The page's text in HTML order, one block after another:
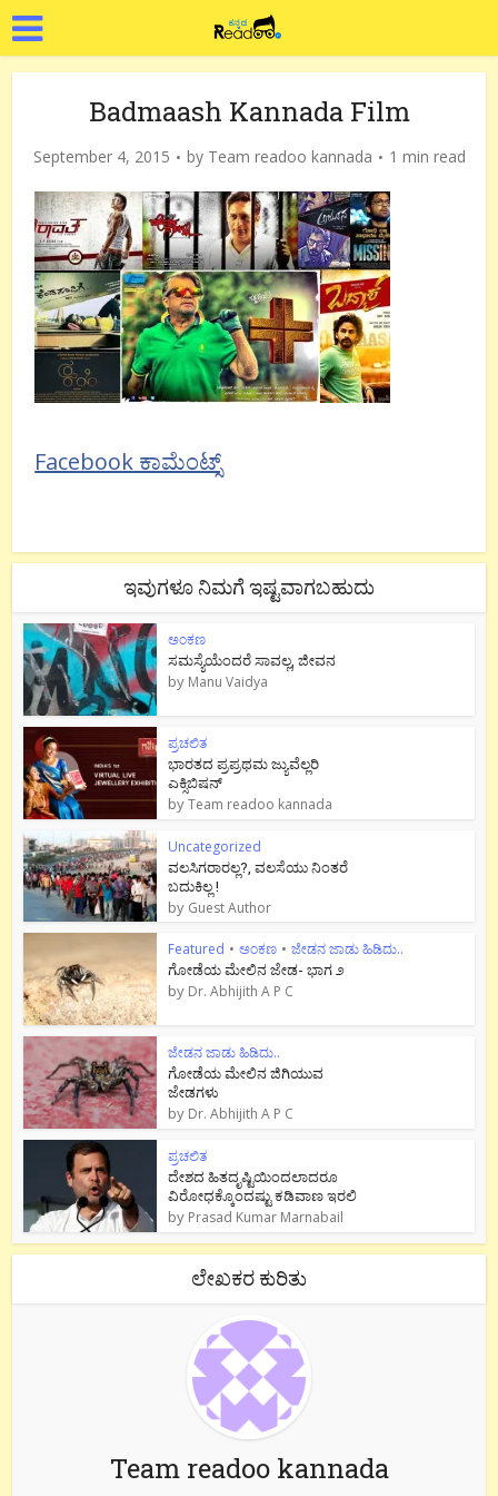
Badmaash Kannada Film
September 4, 2015 by Team readoo kannada 1 min read
Facebook ಕಾಮೆಂಟ್ಸ್
ಇವುಗಳೂ ನಿಮಗೆ ಇಷ್ಟವಾಗಬಹುದು
ಅಂಕಣ
ಸಮಸ್ಯೆಯೆಂದರೆ ಸಾವಲ್ಲ, ಜೀವನ
by Manu Vaidya
ಪ್ರಚಲಿತ
ಭಾರತದ ಪ್ರಪ್ರಥಮ ಜ್ಯುವೆಲ್ಲರಿ
ಎಕ್ಸಿಬಿಷನ್
byTeam readoo kannada
Uncategorized
ವಲಸಿಗರಾರಲ್ಲ?, ವಲಸೆಯು ನಿಂತರೆ
ಬದುಕಿಲ್ಲ !
by Guest Author
Featured • ಅಂಕಣ • ಜೇಡನ ಜಾಡು ಹಿಡಿದು..
ಗೋಡೆಯ ಮೇಲಿನ ಜೇಡ- ಭಾಗ ೨
by Dr. Abhijith A P C
ಜೇಡನ ಜಾಡು ಹಿಡಿದು..
ಗೋಡೆಯ ಮೇಲಿನ ಜಿಗಿಯುವ
ಜೇಡಗಳು
by Dr. Abhijith A P C
ಪ್ರಚಲಿತ
ದೇಶದ ಹಿತದೃಷ್ಟಿಯಿಂದಲಾದರೂ
ವಿರೋಧಕ್ಕೊಂದಷ್ಟು ಕಡಿವಾಣ ಇರಲಿ
by Prasad Kumar Marnabail
ಲೇಖಕರ ಕುರಿತು
Team readoo kannada